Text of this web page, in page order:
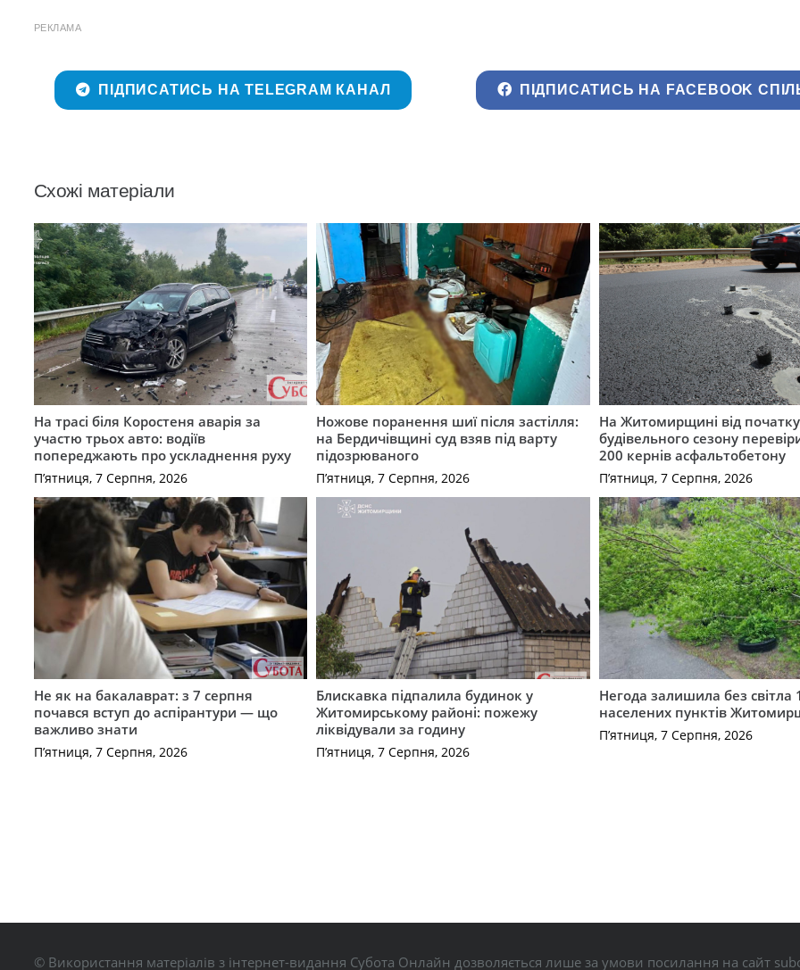
РЕКЛАМА
ПІДПИСАТИСЬ НА TELEGRAM КАНАЛ ПІДПИСАТИСЬ НА FACEBOOK
Схожі матеріали
На трасі біля Коростеня аварія за
участю трьох авто: водіїв
попереджають про ускладнення руху
П’ятниця, 7 Серпня, 2026
Ножове поранення шиї після застілля:
на Бердичівщині суд взяв під варту
підозрюваного
П’ятниця, 7 Серпня, 2026
На Житомирщині від початку
будівельного сезону
200 кернів асфальтобетону
П’ятниця, 7 Серпня, 2026
Не як на бакалаврат: з 7 серпня
почався вступ до аспірантури — що
важливо знати
П’ятниця, 7 Серпня, 2026
Блискавка підпалила будинок у
Житомирському районі: пожежу
ліквідували за годину
П’ятниця, 7 Серпня, 2026
Негода залишила без світла
населених пунктів
П’ятниця, 7 Серпня, 2026
© Використання матеріалів з інтернет-видання Субота Онлайн дозволяється лише за умови посилання на сайт